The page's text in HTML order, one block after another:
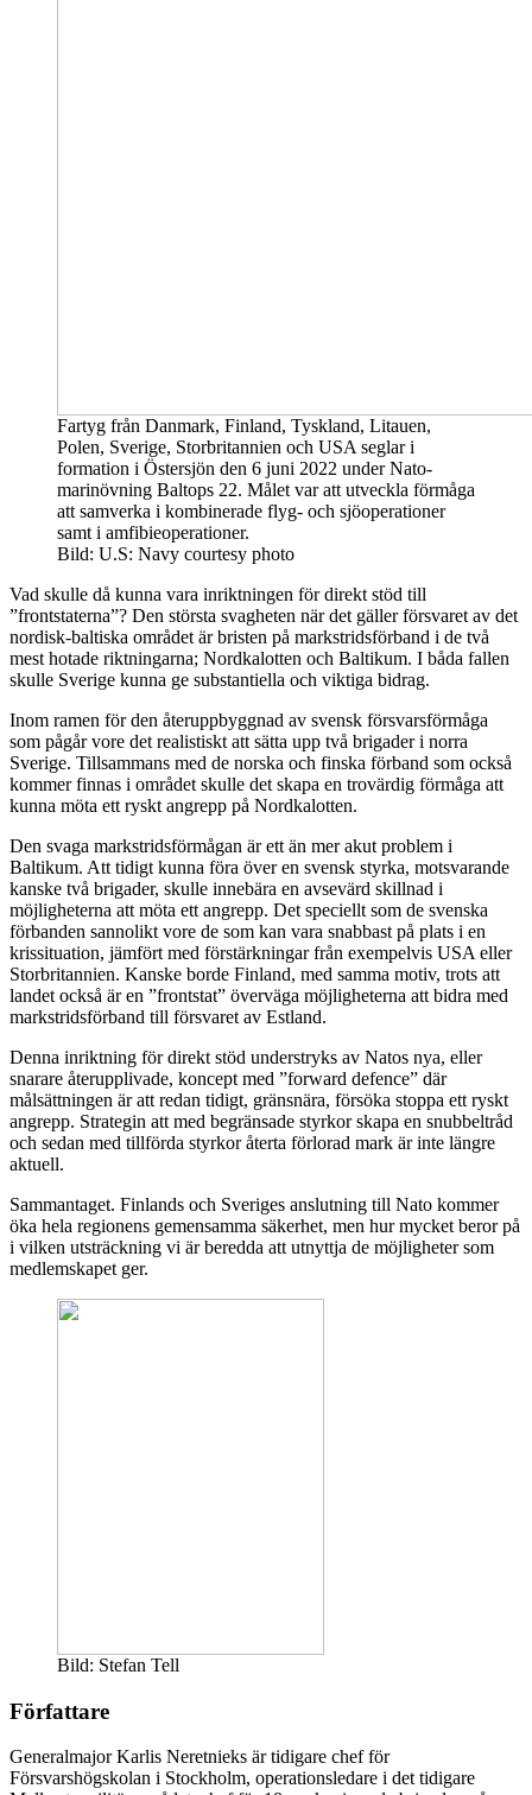
Fartyg från Danmark, Finland, Tyskland, Litauen,
Polen, Sverige, Storbritannien och USA seglar i
formation i Östersjön den 6 juni 2022 under Nato-
marinövning Baltops 22. Målet var att utveckla förmåga
att samverka i kombinerade flyg- och sjöoperationer
samt i amfibieoperationer.
Bild: U.S: Navy courtesy photo
Vad skulle då kunna vara inriktningen för direkt stöd till
”frontstaterna”? Den största svagheten när det gäller försvaret av det
nordisk-baltiska området är bristen på markstridsförband i de två
mest hotade riktningarna; Nordkalotten och Baltikum. I båda fallen
skulle Sverige kunna ge substantiella och viktiga bidrag.
Inom ramen för den återuppbyggnad av svensk försvarsförmåga
som pågår vore det realistiskt att sätta upp två brigader i norra
Sverige. Tillsammans med de norska och finska förband som också
kommer finnas i området skulle det skapa en trovärdig förmåga att
kunna möta ett ryskt angrepp på Nordkalotten.
Den svaga markstridsförmågan är ett än mer akut problem i
Baltikum. Att tidigt kunna föra över en svensk styrka, motsvarande
kanske två brigader, skulle innebära en avsevärd skillnad i
möjligheterna att möta ett angrepp. Det speciellt som de svenska
förbanden sannolikt vore de som kan vara snabbast på plats i en
krissituation, jämfört med förstärkningar från exempelvis USA eller
Storbritannien. Kanske borde Finland, med samma motiv, trots att
landet också är en ”frontstat” överväga möjligheterna att bidra med
markstridsförband till försvaret av Estland.
Denna inriktning för direkt stöd understryks av Natos nya, eller
snarare återupplivade, koncept med ”forward defence” där
målsättningen är att redan tidigt, gränsnära, försöka stoppa ett ryskt
angrepp. Strategin att med begränsade styrkor skapa en snubbeltråd
och sedan med tillförda styrkor återta förlorad mark är inte längre
aktuell.
Sammantaget. Finlands och Sveriges anslutning till Nato kommer
öka hela regionens gemensamma säkerhet, men hur mycket beror på
i vilken utsträckning vi är beredda att utnyttja de möjligheter som
medlemskapet ger.
Bild: Stefan Tell
Författare
Generalmajor Karlis Neretnieks är tidigare chef för
Försvarshögskolan i Stockholm, operationsledare i det tidigare